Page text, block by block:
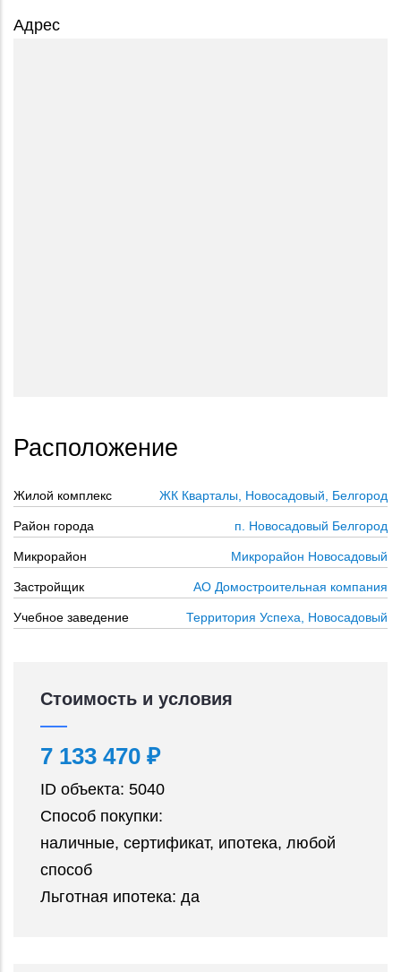
Адрес
Расположение
Жилой комплекс ЖК Кварталы, Новосадовый, Белгород
Район города п. Новосадовый Белгород
Микрорайон Микрорайон Новосадовый
Застройщик АО Домостроительная компания
Учебное заведение Территория Успеха, Новосадовый
Стоимость и условия
7 133 470 ₽
ID объекта: 5040
Способ покупки:
наличные, сертификат, ипотека, любой
способ
Льготная ипотека: да